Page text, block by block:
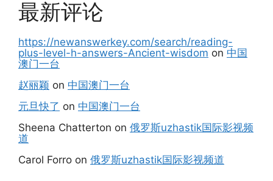
最新评论
https://newanswerkey.com/search/reading-
plus-level-h-answers-Ancient-wisdom on 中国
澳门一台
赵丽颖 on 中国澳门一台
元旦快了 on 中国澳门一台
Sheena Chatterton on 俄罗斯uzhastik国际影视频
道
Carol Forro on 俄罗斯uzhastik国际影视频道